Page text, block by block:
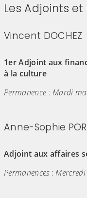
Les Adjoints
Vincent DOCHEZ
1er Adjoint aux
à la culture
Permanence : Mardi
Anne-Sophie
Adjoint aux affaires
Permanences :